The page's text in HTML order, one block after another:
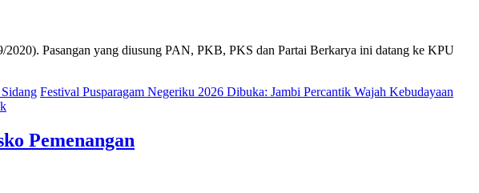
Pasangan yang diusung PAN, PKB, PKS dan Partai Berkarya ini datang ke KPU
Festival Pusparagam Negeriku 2026 Dibuka: Jambi Percantik Wajah Kebudayaan
Pemenangan